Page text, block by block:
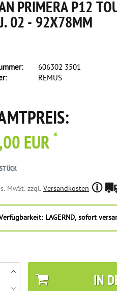
PRIMERA P12
02 - 92X78MM
606302 3501
REMUS
EUR *
STÜCK
MwSt. zzgl. Versandkosten
LAGERND, sofort
IN